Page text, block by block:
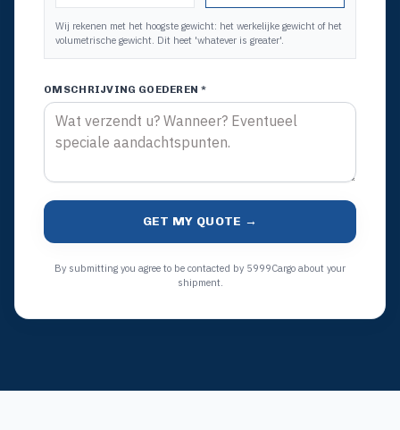
Wij rekenen met het hoogste gewicht: het werkelijke gewicht of het
volumetrische gewicht. Dit heet 'whatever is greater'.
OMSCHRIJVING GOEDEREN *
GET MY QUOTE →
By submitting you agree to be contacted by 5999Cargo about your
shipment.